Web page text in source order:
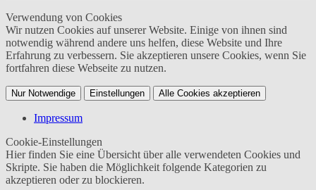
Verwendung von Cookies
Wir nutzen Cookies auf unserer Website. Einige von ihnen sind
notwendig während andere uns helfen, diese Website und Ihre
Erfahrung zu verbessern. Sie akzeptieren unsere Cookies, wenn Sie
fortfahren diese Webseite zu nutzen.
Nur Notwendige Einstellungen Alle Cookies akzeptieren
Impressum
Cookie-Einstellungen
Hier finden Sie eine Übersicht über alle verwendeten Cookies und
Skripte. Sie haben die Möglichkeit folgende Kategorien zu
akzeptieren oder zu blockieren.